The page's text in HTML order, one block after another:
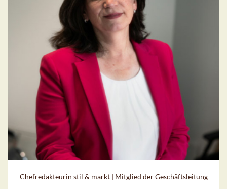
Chefredakteurin stil & markt | Mitglied der Geschäftsleitung